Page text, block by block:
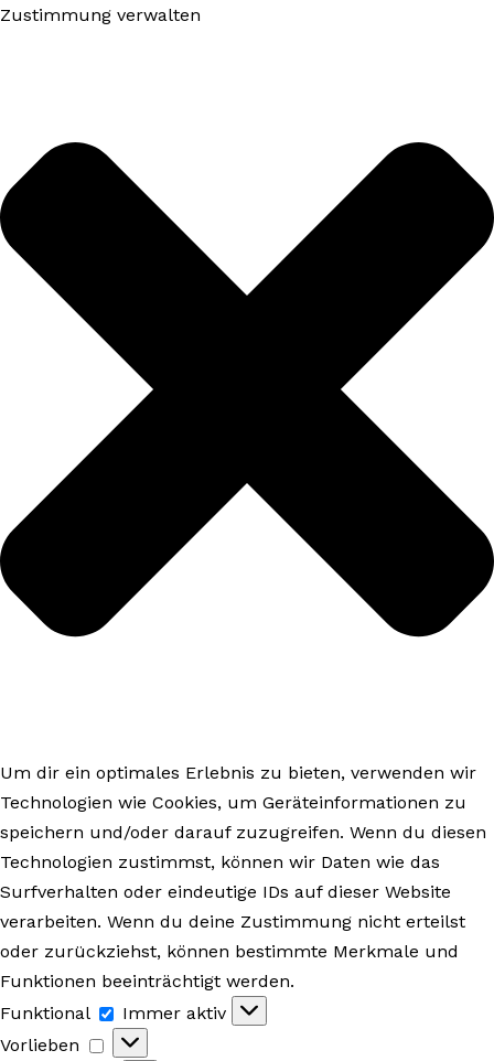
Zustimmung verwalten
Um dir ein optimales Erlebnis zu bieten, verwenden wir
Technologien wie Cookies, um Geräteinformationen zu
speichern und/oder darauf zuzugreifen. Wenn du diesen
Technologien zustimmst, können wir Daten wie das
Surfverhalten oder eindeutige IDs auf dieser Website
verarbeiten. Wenn du deine Zustimmung nicht erteilst
oder zurückziehst, können bestimmte Merkmale und
Funktionen beeinträchtigt werden.
Funktional
Funktional
Immer aktiv
Vorlieben
Vorlieben